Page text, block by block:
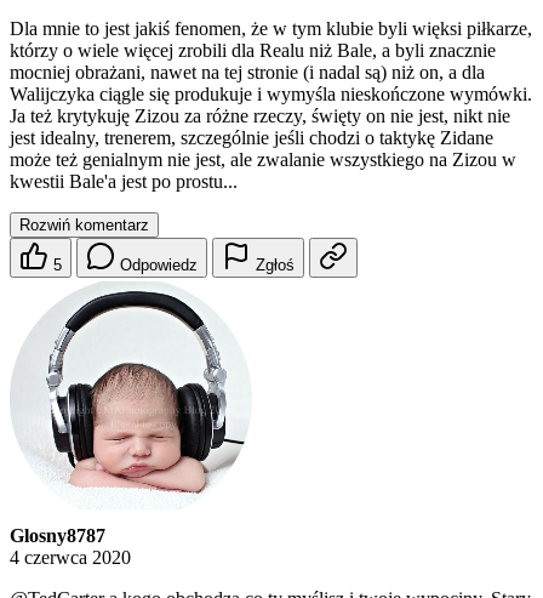
Dla mnie to jest jakiś fenomen, że w tym klubie byli więksi piłkarze,
którzy o wiele więcej zrobili dla Realu niż Bale, a byli znacznie
mocniej obrażani, nawet na tej stronie (i nadal są) niż on, a dla
Walijczyka ciągle się produkuje i wymyśla nieskończone wymówki.
Ja też krytykuję Zizou za różne rzeczy, święty on nie jest, nikt nie
jest idealny, trenerem, szczególnie jeśli chodzi o taktykę Zidane
może też genialnym nie jest, ale zwalanie wszystkiego na Zizou w
kwestii Bale'a jest po prostu...
Rozwiń komentarz
5 Odpowiedz Zgłoś
Glosny8787
4 czerwca 2020